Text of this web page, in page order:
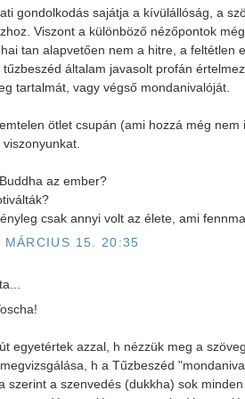
gondolkodás sajátja a kívülállóság, a
Viszont a különböző nézőpontok
tan alapvetően nem a hitre, a feltétlen
tűzbeszéd általam javasolt profán
tartalmát, vagy végső mondanivalóját.
ötlet csupán (ami hozzá még
viszonyunkat.
az ember?
csak annyi volt az élete, ami
MÁRCIUS 15. 20:35
egyetértek azzal, h nézzük meg a
h a Tűzbeszéd
szerint a szenvedés (dukkha) sok